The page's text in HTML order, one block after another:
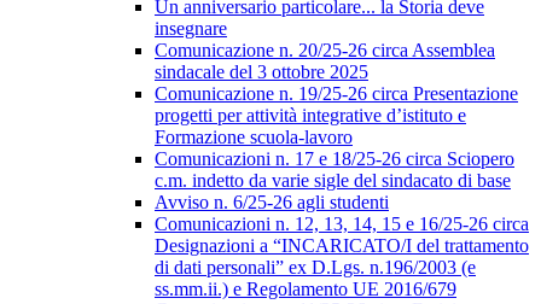
Un anniversario particolare... la Storia deve
insegnare
Comunicazione n. 20/25-26 circa Assemblea
sindacale del 3 ottobre 2025
Comunicazione n. 19/25-26 circa Presentazione
progetti per attività integrative d’istituto e
Formazione scuola-lavoro
Comunicazioni n. 17 e 18/25-26 circa Sciopero
c.m. indetto da varie sigle del sindacato di base
Avviso n. 6/25-26 agli studenti
Comunicazioni n. 12, 13, 14, 15 e 16/25-26 circa
Designazioni a “INCARICATO/I del trattamento
di dati personali” ex D.Lgs. n.196/2003 (e
ss.mm.ii.) e Regolamento UE 2016/679